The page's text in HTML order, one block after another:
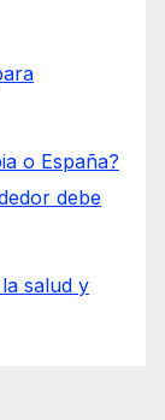
o España?
debe
salud y